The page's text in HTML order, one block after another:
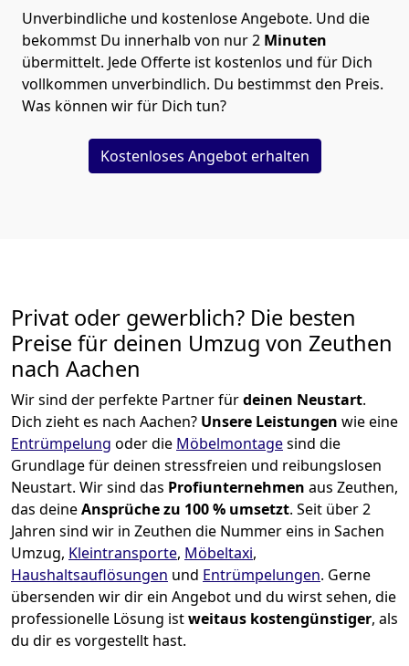
Unverbindliche und kostenlose Angebote. Und die
bekommst Du innerhalb von nur2 Minuten
übermittelt. Jede Offerte ist kostenlos und für Dich
vollkommen unverbindlich. Du bestimmst den Preis.
Was können wir für Dich tun?
Kostenloses Angebot erhalten
Privat oder gewerblich? Die besten
Preise für deinen Umzug von Zeuthen
nach Aachen
Wir sind der perfekte Partner fürdeinen Neustart.
Dich zieht es nach Aachen? Unsere Leistungen wie eine
Entrümpelung oder die Möbelmontagesind die
Grundlage für deinen stressfreien und reibungslosen
Neustart. Wir sind das Profiunternehmen aus Zeuthen,
das deineAnsprüche zu 100 % umsetzt. Seit über 2
Jahren sind wir in Zeuthen die Nummer eins in Sachen
Umzug, Kleintransporte, Möbeltaxi,
Haushaltsauflösungen und Entrümpelungen. Gerne
übersenden wir dir ein Angebot und du wirst sehen, die
professionelle Lösung istweitaus kostengünstiger, als
du dir es vorgestellt hast.